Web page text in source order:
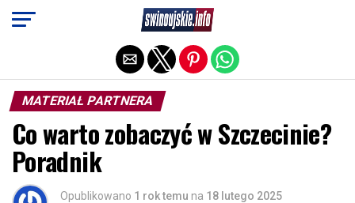
MATERIAŁ PARTNERA
Co warto zobaczyć w Szczecinie?
Poradnik
Opublikowano 1 rok temu na 18 lutego 2025
Exit mobile version